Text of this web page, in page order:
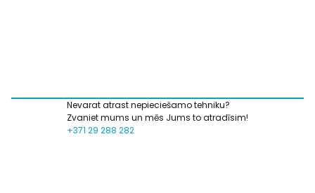
Nevarat atrast nepieciešamo tehniku?
Zvaniet mums un mēs Jums to atradīsim!
+371 29 288 282